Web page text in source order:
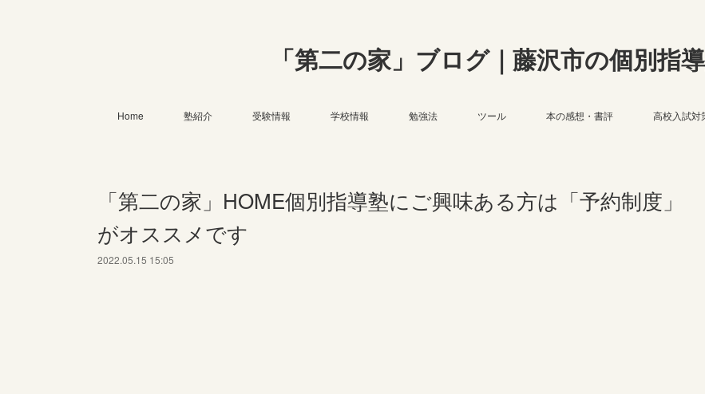
「第二の家」ブログ｜藤沢市の個別指
Home 塾紹介 受験情報 学校情報 勉強法 ツール 本の感想・書評 高校入試対
「第二の家」HOME個別指導塾にご興味ある方は「予約制度」
がオススメです
2022.05.15 15:05